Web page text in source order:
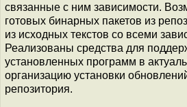
связанные с ним зависимости.
готовых бинарных пакетов из
из исходных текстов со всеми
Реализованы средства для
установленных программ в
организацию установки
репозитория.